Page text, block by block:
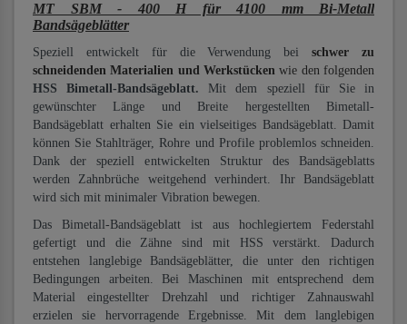
MT SBM - 400 H für 4100 mm Bi-Metall
Bandsägeblätter
Speziell entwickelt für die Verwendung beischwer zu
schneidenden Materialien und Werkstücken wie den folgenden
HSS Bimetall-Bandsägeblatt. Mit dem speziell für Sie in
gewünschter Länge und Breite hergestellten Bimetall-
Bandsägeblatt erhalten Sie ein vielseitiges Bandsägeblatt. Damit
können Sie Stahlträger, Rohre und Profile problemlos schneiden.
Dank der speziell entwickelten Struktur des Bandsägeblatts
werden Zahnbrüche weitgehend verhindert. Ihr Bandsägeblatt
wird sich mit minimaler Vibration bewegen.
Das Bimetall-Bandsägeblatt ist aus hochlegiertem Federstahl
gefertigt und die Zähne sind mit HSS verstärkt. Dadurch
entstehen langlebige Bandsägeblätter, die unter den richtigen
Bedingungen arbeiten. Bei Maschinen mit entsprechend dem
Material eingestellter Drehzahl und richtiger Zahnauswahl
erzielen sie hervorragende Ergebnisse. Mit dem langlebigen